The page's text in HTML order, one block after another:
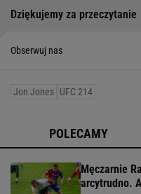
Dziękujemy za przeczytanie
Obserwuj nas
Jon Jones UFC 214
POLECAMY
Męczarnie
arcytrudno.